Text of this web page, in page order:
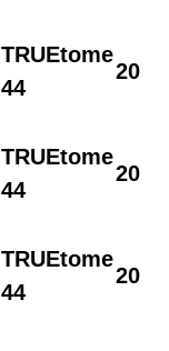
TRUEtome
44
20
TRUEtome
44
20
TRUEtome
44
20